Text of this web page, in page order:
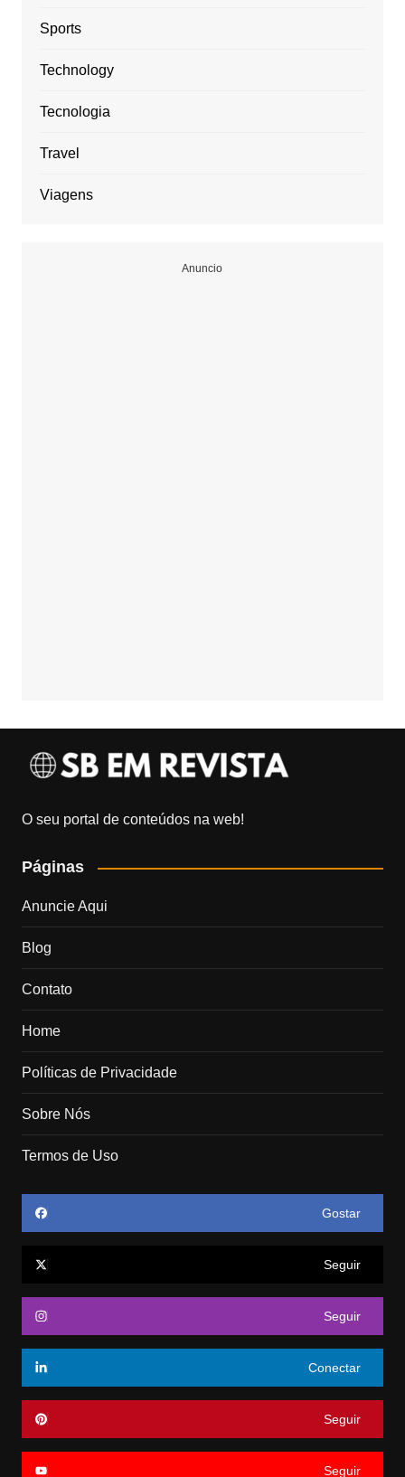
Sports
Technology
Tecnologia
Travel
Viagens
Anuncio
O seu portal de conteúdos na web!
Páginas
Anuncie Aqui
Blog
Contato
Home
Políticas de Privacidade
Sobre Nós
Termos de Uso
Gostar
Seguir
Seguir
Conectar
Seguir
Seguir